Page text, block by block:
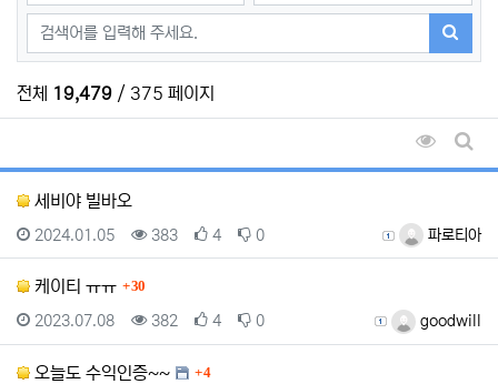
검색어
검색하
전체 19,479 / 375 페이지
조회순
게시
세비야 빌바오
등록자 파로티아
등록일
2024.01.05 조회
383 추천
4 비추천
0
케이티 ㅠㅠ 댓글
30
등록자 goodwill
등록일
2023.07.08 조회
382 추천
4 비추천
0
오늘도 수익인증~~ 댓글
4